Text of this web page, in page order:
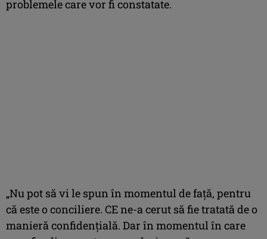
problemele care vor fi constatate.
„Nu pot să vi le spun în momentul de faţă, pentru
că este o conciliere. CE ne-a cerut să fie tratată de o
manieră confidenţială. Dar în momentul în care